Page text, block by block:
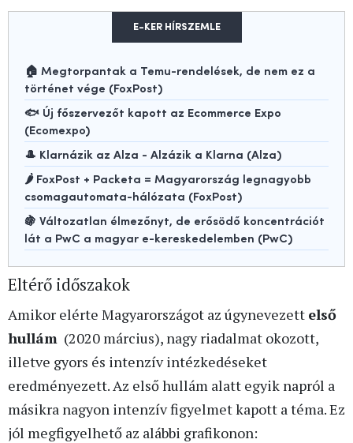
E-KER HÍRSZEMLE
🏠 Megtorpantak a Temu-rendelések, de nem ez a
történet vége (FoxPost)
🐟 Új főszervezőt kapott az Ecommerce Expo
(Ecomexpo)
🎩 Klarnázik az Alza - Alzázik a Klarna (Alza)
🌶️ FoxPost + Packeta = Magyarország legnagyobb
csomagautomata-hálózata (FoxPost)
🍇 Változatlan élmezőnyt, de erősödő koncentrációt
lát a PwC a magyar e-kereskedelemben (PwC)
Eltérő időszakok
Amikor elérte Magyarországot az úgynevezett első
hullám (2020 március), nagy riadalmat okozott,
illetve gyors és intenzív intézkedéseket
eredményezett. Az első hullám alatt egyik napról a
másikra nagyon intenzív figyelmet kapott a téma. Ez
jól megfigyelhető az alábbi grafikonon: